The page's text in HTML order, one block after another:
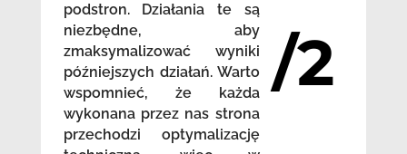
podstron. Działania te są
niezbędne, aby
zmaksymalizować wyniki
późniejszych działań. Warto
wspomnieć, że każda
wykonana przez nas strona
przechodzi optymalizację
/2